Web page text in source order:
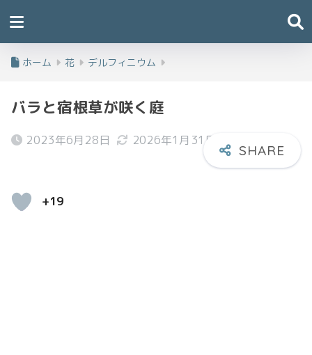
ホーム 花 デルフィニウム
バラと宿根草が咲く庭
2023年6月28日 2026年1月31日
+19